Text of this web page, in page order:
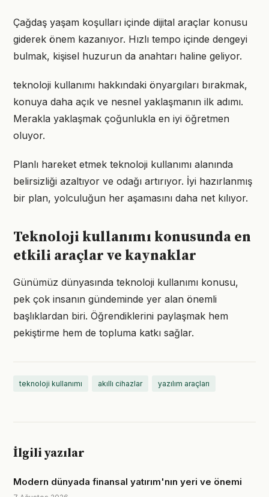
Çağdaş yaşam koşulları içinde dijital araçlar konusu
giderek önem kazanıyor. Hızlı tempo içinde dengeyi
bulmak, kişisel huzurun da anahtarı haline geliyor.
teknoloji kullanımı hakkındaki önyargıları bırakmak,
konuya daha açık ve nesnel yaklaşmanın ilk adımı.
Merakla yaklaşmak çoğunlukla en iyi öğretmen
oluyor.
Planlı hareket etmek teknoloji kullanımı alanında
belirsizliği azaltıyor ve odağı artırıyor. İyi hazırlanmış
bir plan, yolculuğun her aşamasını daha net kılıyor.
Teknoloji kullanımı konusunda en
etkili araçlar ve kaynaklar
Günümüz dünyasında teknoloji kullanımı konusu,
pek çok insanın gündeminde yer alan önemli
başlıklardan biri. Öğrendiklerini paylaşmak hem
pekiştirme hem de topluma katkı sağlar.
teknoloji kullanımı akıllı cihazlar yazılım araçları
İlgili yazılar
Modern dünyada finansal yatırım'nın yeri ve önemi